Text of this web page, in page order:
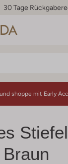
30 Tage
und shoppe mit Early